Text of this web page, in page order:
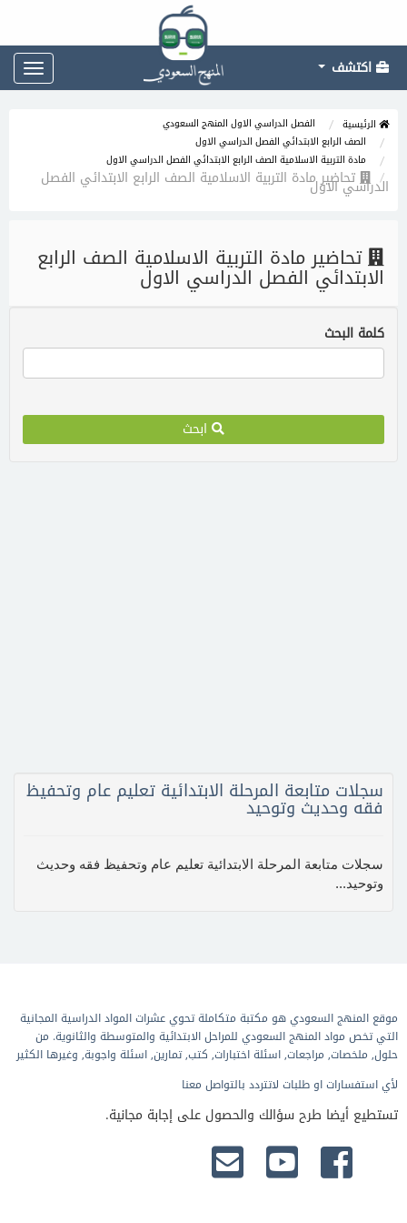
اكتشف
الرئيسية
الفصل الدراسي الاول المنهج السعودي
الصف الرابع الابتدائي الفصل الدراسي الاول
مادة التربية الاسلامية الصف الرابع الابتدائي الفصل الدراسي الاول
تحاضير مادة التربية الاسلامية الصف الرابع الابتدائي الفصل
الدراسي الاول
تحاضير مادة التربية الاسلامية الصف الرابع
الابتدائي الفصل الدراسي الاول
كلمة البحث
ابحث
سجلات متابعة المرحلة الابتدائية تعليم عام وتحفيظ
فقه وحديث وتوحيد
سجلات متابعة المرحلة الابتدائية تعليم عام وتحفيظ فقه وحديث
وتوحيد...
موقع المنهج السعودي هو مكتبة متكاملة تحوي عشرات المواد الدراسية المجانية
التي تخص مواد المنهج السعودي للمراحل الابتدائية والمتوسطة والثانوية. من
حلول, ملخصات, مراجعات, اسئلة اختبارات, كتب, تمارين, اسئلة واجوبة, وغيرها الكثير
لأي استفسارات او طلبات لاتتردد بالتواصل معنا
تستطيع أيضا طرح سؤالك والحصول على إجابة مجانية.